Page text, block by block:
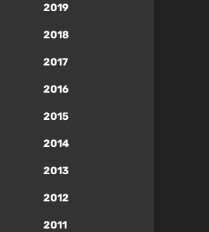
2019
2018
2017
2016
2015
2014
2013
2012
2011